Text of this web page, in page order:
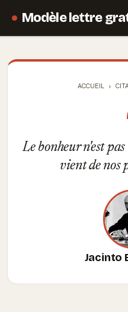
Modèle lettre
ACCUEIL
Le bonheur n'est
vient de nos
Jacinto